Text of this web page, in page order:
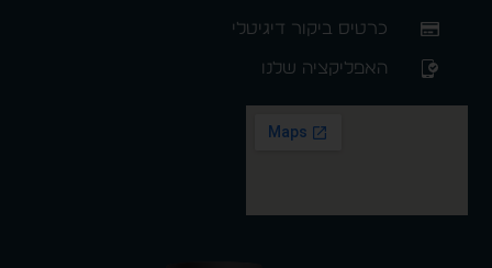
כרטיס ביקור דיגיטלי
האפליקציה שלנו